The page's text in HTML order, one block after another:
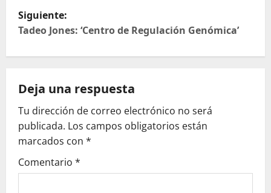
v
e
g
a
c
i
ó
Siguiente:
Tadeo Jones: ‘Centro de Regulación Genómica’
Deja una respuesta
Tu dirección de correo electrónico no será
publicada. Los campos obligatorios están
marcados con *
Comentario *